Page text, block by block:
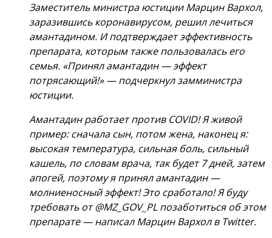
Заместитель министра юстиции Марцин Вархол,
заразившись коронавирусом, решил лечиться
амантадином. И подтверждает эффективность
препарата, которым также пользовалась его
семья. «Принял амантадин — эффект
потрясающий!» — подчеркнул замминистра
юстиции.
Амантадин работает против COVID! Я живой
пример: сначала сын, потом жена, наконец я:
высокая температура, сильная боль, сильный
кашель, по словам врача, так будет 7 дней, затем
апогей, поэтому я принял амантадин —
молниеносный эффект! Это сработало! Я буду
требовать от @MZ_GOV_PL позаботиться об этом
препарате — написал Марцин Вархол в Twitter.